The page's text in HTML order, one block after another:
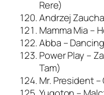
Rere)
Andrzej
Mamma Mia –
Abba –
Power Play –
Tam)
Mr. President